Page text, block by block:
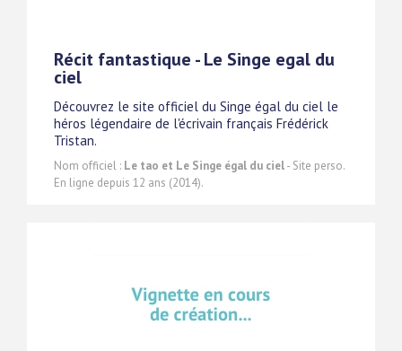
Récit fantastique - Le Singe egal du
ciel
Découvrez le site officiel du Singe égal du ciel le
héros légendaire de l'écrivain français Frédérick
Tristan.
Nom officiel : Le tao et Le Singe égal du ciel- Site perso.
En ligne depuis 12 ans (2014).